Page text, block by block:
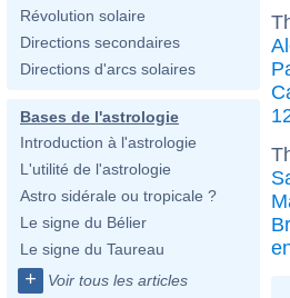
Révolution solaire
Directions secondaires
Directions d'arcs solaires
Bases de l'astrologie
Introduction à l'astrologie
L'utilité de l'astrologie
Astro sidérale ou tropicale ?
Le signe du Bélier
Le signe du Taureau
+ Voir tous les articles